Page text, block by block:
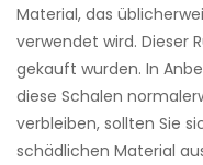
Material, das
verwendet wird. Dieser
gekauft wurden. In
diese Schalen
verbleiben, sollten Sie
schädlichen Material